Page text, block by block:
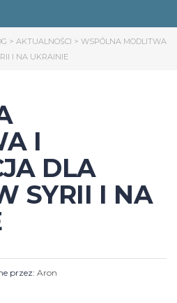
> AKTUALNOŚCI > WSPÓLNA MODLITWA
I NA UKRAINIE
I
DLA
SYRII I NA
przez: Aron